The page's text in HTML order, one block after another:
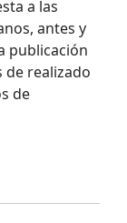
a las
antes y
publicación
de realizado
de